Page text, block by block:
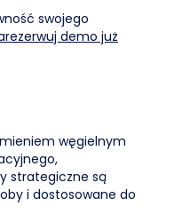
swojego
demo już
węgielnym
strategiczne są
i dostosowane do